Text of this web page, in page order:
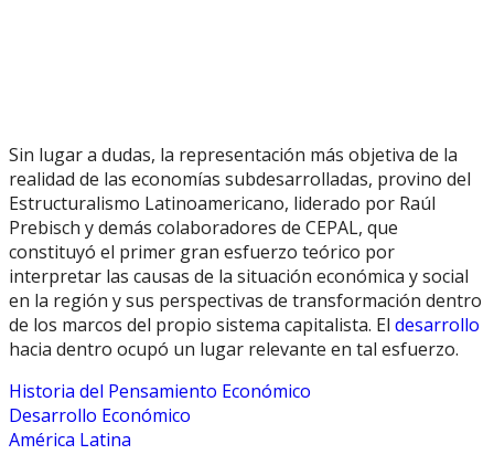
Sin lugar a dudas, la representación más objetiva de la
realidad de las economías subdesarrolladas, provino del
Estructuralismo Latinoamericano, liderado por Raúl
Prebisch y demás colaboradores de CEPAL, que
constituyó el primer gran esfuerzo teórico por
interpretar las causas de la situación económica y social
en la región y sus perspectivas de transformación dentro
de los marcos del propio sistema capitalista. El desarrollo
hacia dentro ocupó un lugar relevante en tal esfuerzo.
Historia del Pensamiento Económico
Desarrollo Económico
América Latina